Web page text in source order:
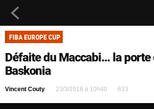
FIBA EUROPE CUP
Défaite du Maccabi… la porte
Baskonia
Vincent Couty 23/3/2018 à 10h40 633